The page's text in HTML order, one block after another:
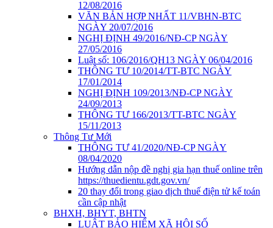
12/08/2016
VĂN BẢN HỢP NHẤT 11/VBHN-BTC
NGÀY 20/07/2016
NGHỊ ĐỊNH 49/2016/NĐ-CP NGÀY
27/05/2016
Luật số: 106/2016/QH13 NGÀY 06/04/2016
THÔNG TƯ 10/2014/TT-BTC NGÀY
17/01/2014
NGHỊ ĐỊNH 109/2013/NĐ-CP NGÀY
24/09/2013
THÔNG TƯ 166/2013/TT-BTC NGÀY
15/11/2013
Thông Tư Mới
THÔNG TƯ 41/2020/NĐ-CP NGÀY
08/04/2020
Hướng dẫn nộp đề nghị gia hạn thuế online trên
https://thuedientu.gdt.gov.vn/
20 thay đổi trong giao dịch thuế điện tử kế toán
cần cập nhật
BHXH, BHYT, BHTN
LUẬT BẢO HIỂM XÃ HỘI SỐ